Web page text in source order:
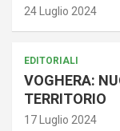
24 Luglio 2024
EDITORIALI
VOGHERA:
TERRITORIO
17 Luglio 2024